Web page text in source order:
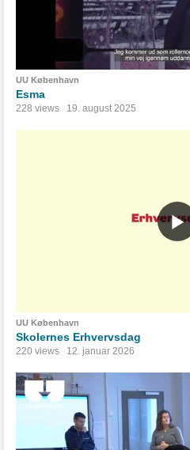
UU København
Esma
228 views 19. august 2025
UU København
Skolernes Erhvervsdag
220 views 12. januar 2026